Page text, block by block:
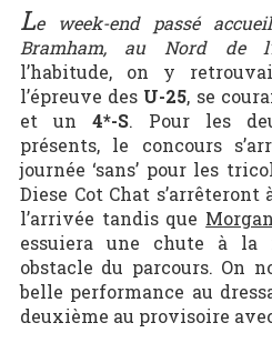
Le week-end passé
Bramham, au Nord de
l’habitude, on y
l’épreuve des U-25, se
et un 4*-S. Pour les
présents, le concours
journée ‘sans’ pour les
Diese Cot Chat s’arrêteront
l’arrivée tandis que
essuiera une chute à la
obstacle du parcours. On
belle performance au
deuxième au provisoire